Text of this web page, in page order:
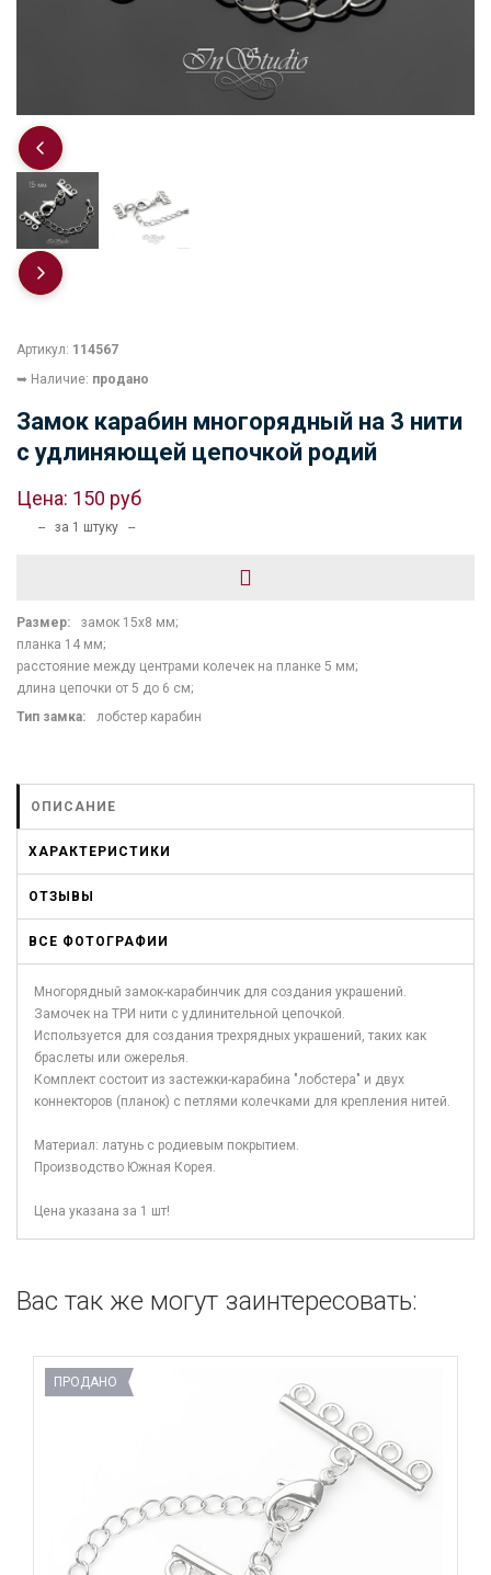
Артикул: 114567
➥ Наличие: продано
Замок карабин многорядный на 3 нити
с удлиняющей цепочкой родий
Цена: 150 руб
-- за 1 штуку --
Размер:
замок 15х8 мм;
планка 14 мм;
расстояние между центрами колечек на планке 5 мм;
длина цепочки от 5 до 6 см;
Тип замка: лобстер карабин
ОПИСАНИЕ
ХАРАКТЕРИСТИКИ
ОТЗЫВЫ
ВСЕ ФОТОГРАФИИ
Многорядный замок-карабинчик для создания украшений.
Замочек на ТРИ нити с удлинительной цепочкой.
Используется для создания трехрядных украшений, таких как
браслеты или ожерелья.
Комплект состоит из застежки-карабина "лобстера" и двух
коннекторов (планок) с петлями колечками для крепления нитей.
Материал: латунь с родиевым покрытием.
Производство Южная Корея.
Цена указана за 1 шт!
Вас так же могут заинтересовать:
ПРОДАНО